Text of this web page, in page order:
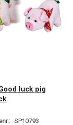
luck pig
SP10793